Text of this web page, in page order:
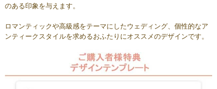
のある印象を与えます。
ロマンティックや高級感をテーマにしたウェディング、個性的なア
ンティークスタイルを求めるおふたりにオススメのデザインです。